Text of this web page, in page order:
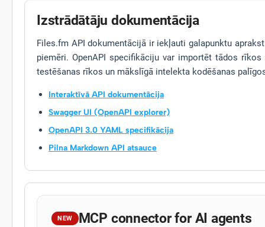
Izstrādātāju dokumentācija
Files.fm API dokumentācijā ir iekļauti galapunktu
piemēri. OpenAPI specifikāciju var importēt tādos
testēšanas rīkos un mākslīgā intelekta kodēšanas
Interaktīvā API dokumentācija
Swagger UI (OpenAPI explorer)
OpenAPI 3.0 YAML specifikācija
Pilna Markdown API atsauce
NEW MCP connector for AI agents